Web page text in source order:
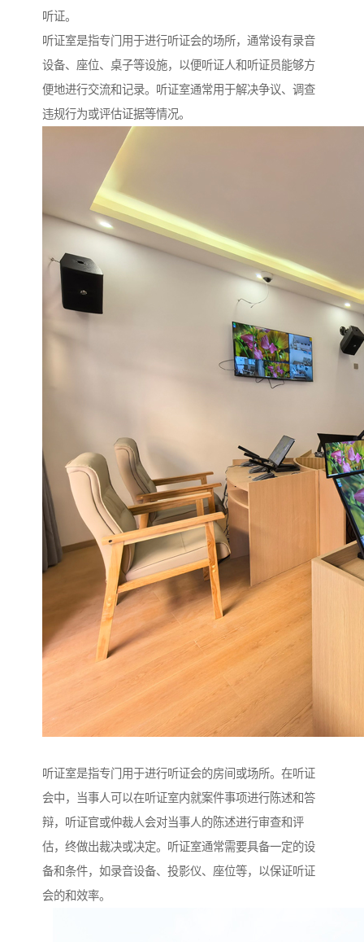
听证。
听证室是指专门用于进行听证会的场所，通常设有录音
设备、座位、桌子等设施，以便听证人和听证员能够方
便地进行交流和记录。听证室通常用于解决争议、调查
违规行为或评估证据等情况。
听证室是指专门用于进行听证会的房间或场所。在听证
会中，当事人可以在听证室内就案件事项进行陈述和答
辩，听证官或仲裁人会对当事人的陈述进行审查和评
估，终做出裁决或决定。听证室通常需要具备一定的设
备和条件，如录音设备、投影仪、座位等，以保证听证
会的和效率。